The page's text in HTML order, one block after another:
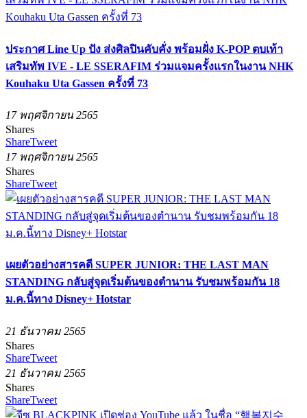
ประกาศ Line Up ปัง ส่งศิลปินคับคั่ง พร้อมฝั่ง K-POP ตบเท้า
เสริมทัพ IVE - LE SSERAFIM ร่วมแจมครั้งแรกในงาน NHK
Kouhaku Uta Gassen ครั้งที่ 73
17 พฤศจิกายน 2565
Shares
ShareTweet
17 พฤศจิกายน 2565
Shares
ShareTweet
เผยตัวอย่างสารคดี SUPER JUNIOR: THE LAST MAN
STANDING กลับสู่จุดเริ่มต้นของตำนาน รับชมพร้อมกัน 18
ม.ค.นี้ทาง Disney+ Hotstar
21 ธันวาคม 2565
Shares
ShareTweet
21 ธันวาคม 2565
Shares
ShareTweet